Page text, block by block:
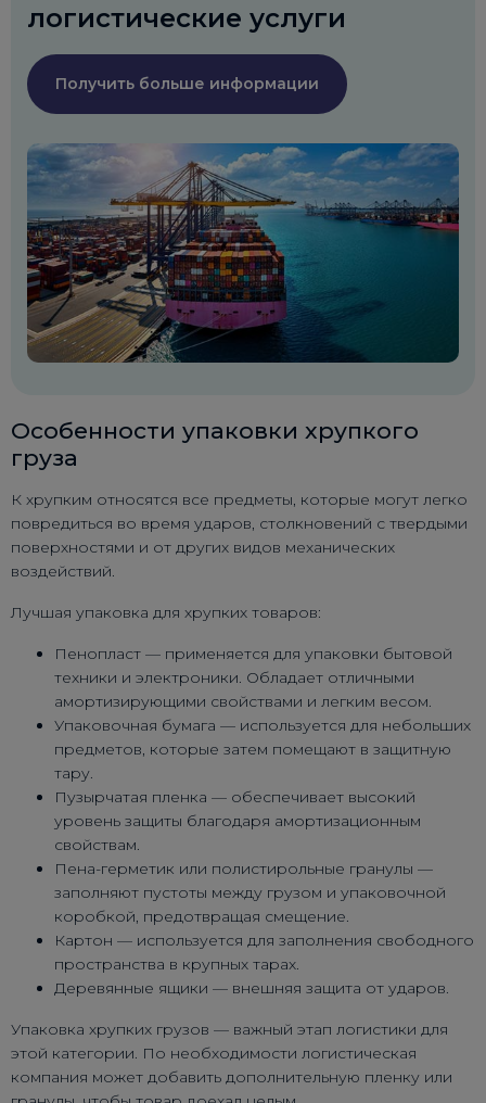
логистические услуги
Получить больше информации
Особенности упаковки хрупкого
груза
К хрупким относятся все предметы, которые могут легко
повредиться во время ударов, столкновений с твердыми
поверхностями и от других видов механических
воздействий.
Лучшая упаковка для хрупких товаров:
Пенопласт — применяется для упаковки бытовой
техники и электроники. Обладает отличными
амортизирующими свойствами и легким весом.
Упаковочная бумага — используется для небольших
предметов, которые затем помещают в защитную
тару.
Пузырчатая пленка — обеспечивает высокий
уровень защиты благодаря амортизационным
свойствам.
Пена-герметик или полистирольные гранулы —
заполняют пустоты между грузом и упаковочной
коробкой, предотвращая смещение.
Картон — используется для заполнения свободного
пространства в крупных тарах.
Деревянные ящики — внешняя защита от ударов.
Упаковка хрупких грузов — важный этап логистики для
этой категории. По необходимости логистическая
компания может добавить дополнительную пленку или